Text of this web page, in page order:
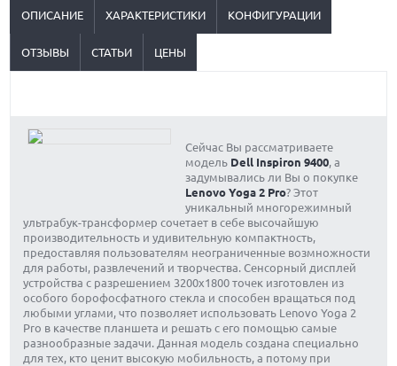
ОПИСАНИЕ ХАРАКТЕРИСТИКИ КОНФИГУРАЦИИ
ОТЗЫВЫ СТАТЬИ ЦЕНЫ
Сейчас Вы рассматриваете
модель Dell Inspiron 9400, а
задумывались ли Вы о покупке
Lenovo Yoga 2 Pro? Этот
уникальный многорежимный
ультрабук-трансформер сочетает в себе высочайшую
производительность и удивительную компактность,
предоставляя пользователям неограниченные возмножности
для работы, развлечений и творчества. Сенсорный дисплей
устройства с разрешением 3200х1800 точек изготовлен из
особого борофосфатного стекла и способен вращаться под
любыми углами, что позволяет использовать Lenovo Yoga 2
Pro в качестве планшета и решать с его помощью самые
разнообразные задачи. Данная модель создана специально
для тех, кто ценит высокую мобильность, а потому при